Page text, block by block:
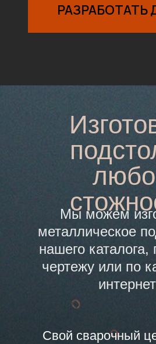
РАЗРАБОТАТЬ
Мы можем
металлическое
нашего
чертежу или по
Свой сварочный